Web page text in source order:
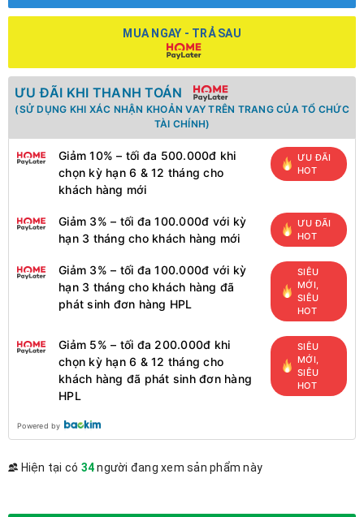
MUA NGAY - TRẢ SAU
ƯU ĐÃI KHI THANH TOÁN
(SỬ DỤNG KHI XÁC NHẬN KHOẢN VAY TRÊN TRANG CỦA TỔ CHỨC
TÀI CHÍNH)
Giảm 10% – tối đa 500.000đ khi
chọn kỳ hạn 6 & 12 tháng cho
khách hàng mới
ƯU ĐÃI
HOT
Giảm 3% – tối đa 100.000đ với kỳ
hạn 3 tháng cho khách hàng mới
ƯU ĐÃI
HOT
Giảm 3% – tối đa 100.000đ với kỳ
hạn 3 tháng cho khách hàng đã
phát sinh đơn hàng HPL
SIÊU
MỚI,
SIÊU
HOT
Giảm 5% – tối đa 200.000đ khi
chọn kỳ hạn 6 & 12 tháng cho
khách hàng đã phát sinh đơn hàng
HPL
SIÊU
MỚI,
SIÊU
HOT
Powered by
Hiện tại có 34người đang xem sản phẩm này